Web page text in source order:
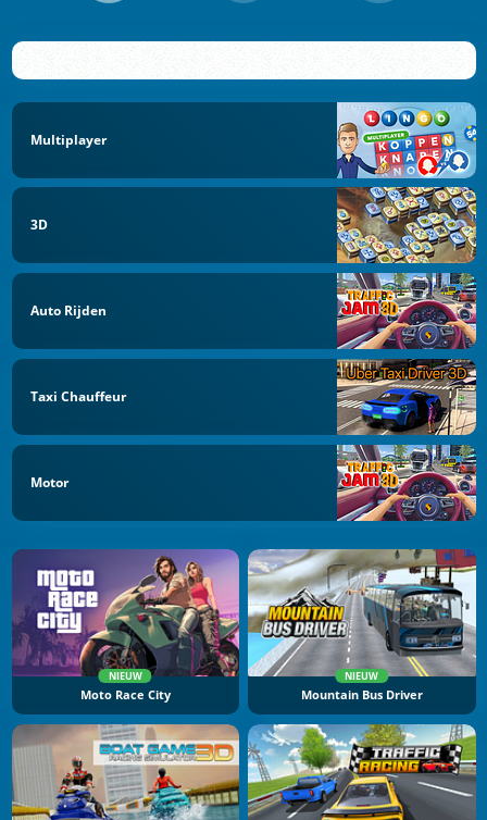
Multiplayer
3D
Auto Rijden
Taxi Chauffeur
Motor
NIEUW
Moto Race City
NIEUW
Mountain Bus Driver